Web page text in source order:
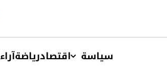
سیاسة اقتصادریاضةآراء